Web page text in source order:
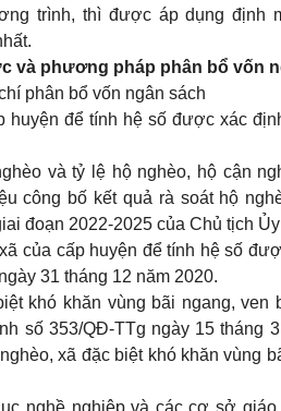
trình, thì được áp dụng định
và phương pháp phân bổ vốn
phân bổ vốn ngân sách
huyện để tính hệ số được xác
và tỷ lệ hộ nghèo, hộ cận
công bố kết quả rà soát hộ
đoạn 2022-2025 của Chủ tịch
của cấp huyện để tính hệ số
31 tháng 12 năm 2020.
khó khăn vùng bãi ngang,
số 353/QĐ-TTg ngày 15 tháng
xã đặc biệt khó khăn vùng